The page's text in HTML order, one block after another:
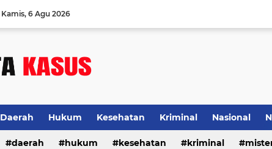
Kamis 6 Agu 2026
Daerah Hukum Kesehatan Kriminal Nasional
daerah hukum kesehatan kriminal